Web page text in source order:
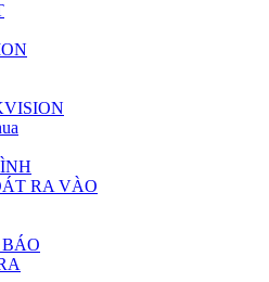
RA VÀO